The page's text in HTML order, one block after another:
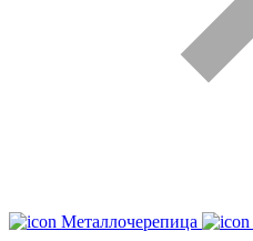
Металлочерепица